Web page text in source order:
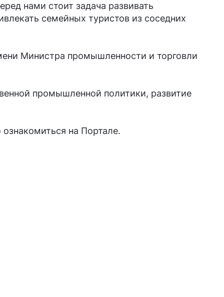
нами стоит задача развивать
семейных туристов из соседних
Министра промышленности и торговли
промышленной политики, развитие
на Портале.